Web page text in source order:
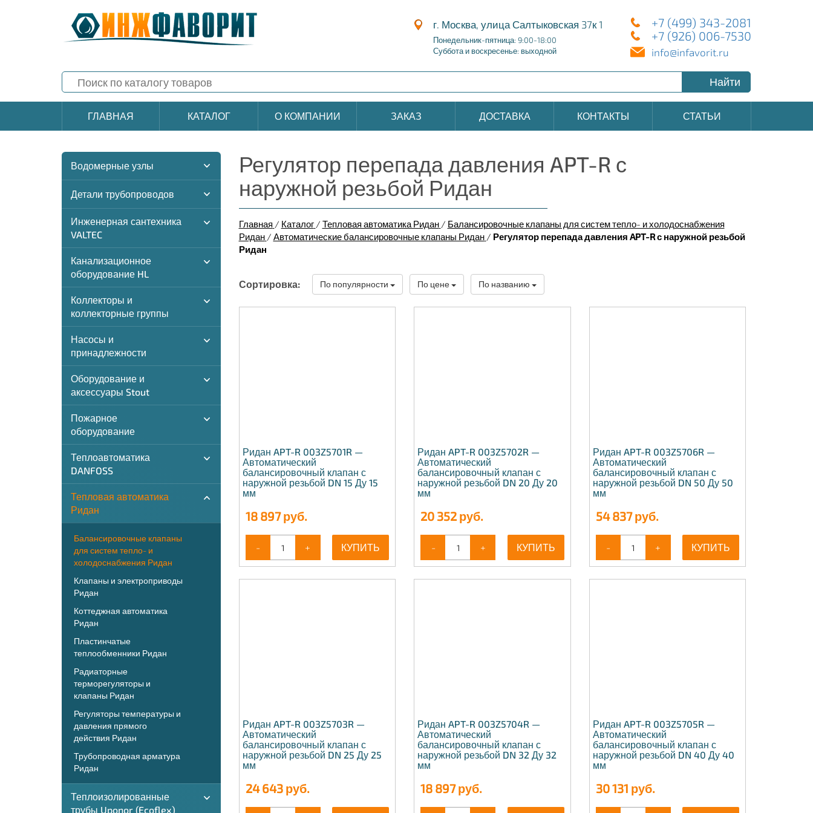
г. Москва, улица Салтыковская 37к 1
Понедельник-пятница: 9:00-18:00
Суббота и воскресенье: выходной
+7 (499) 343-2081
+7 (926) 006-7530
info@infavorit.ru
Найти
ГЛАВНАЯ КАТАЛОГ О КОМПАНИИ ЗАКАЗ ДОСТАВКА КОНТАКТЫ СТАТЬИ
Водомерные узлы
Детали трубопроводов
Инженерная сантехника
VALTEC
Канализационное
оборудование HL
Коллекторы и
коллекторные группы
Насосы и
принадлежности
Оборудование и
аксессуары Stout
Пожарное
оборудование
Теплоавтоматика
DANFOSS
Тепловая автоматика
Ридан
Балансировочные клапаны
для систем тепло- и
холодоснабжения Ридан
Клапаны и электроприводы
Ридан
Коттеджная автоматика
Ридан
Пластинчатые
теплообменники Ридан
Радиаторные
терморегуляторы и
клапаны Ридан
Регуляторы температуры и
давления прямого
действия Ридан
Трубопроводная арматура
Ридан
Теплоизолированные
трубы Uponor (Ecoflex)
Регулятор перепада давления APT-R с
наружной резьбой Ридан
Главная / Каталог / Тепловая автоматика Ридан / Балансировочные клапаны для систем тепло- и холодоснабжения
Ридан / Автоматические балансировочные клапаны Ридан / Регулятор перепада давления APT-R с наружной резьбой
Ридан
Сортировка: По популярности По цене По названию
Ридан APT-R 003Z5701R —
Автоматический
балансировочный клапан с
наружной резьбой DN 15 Ду 15
мм
18 897руб.
- + КУПИТЬ
Ридан APT-R 003Z5702R —
Автоматический
балансировочный клапан с
наружной резьбой DN 20 Ду 20
мм
20 352 руб.
- + КУПИТЬ
Ридан APT-R 003Z5706R —
Автоматический
балансировочный клапан с
наружной резьбой DN 50 Ду 50
мм
54 837руб.
- + КУПИТЬ
Ридан APT-R 003Z5703R —
Автоматический
балансировочный клапан с
наружной резьбой DN 25 Ду 25
мм
24 643руб.
Ридан APT-R 003Z5704R —
Автоматический
балансировочный клапан с
наружной резьбой DN 32 Ду 32
мм
18 897руб.
Ридан APT-R 003Z5705R —
Автоматический
балансировочный клапан с
наружной резьбой DN 40 Ду 40
мм
30 131 руб.